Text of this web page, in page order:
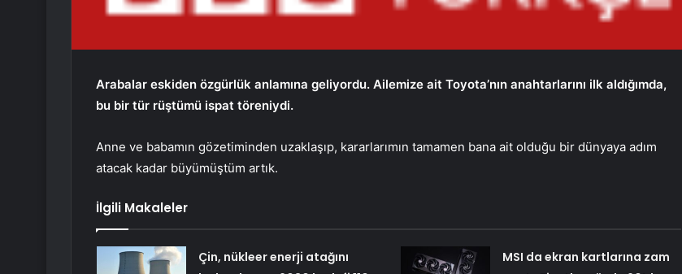
Arabalar eskiden özgürlük anlamına geliyordu. Ailemize ait Toyota’nın anahtarlarını ilk aldığımda,
bu bir tür rüştümü ispat töreniydi.
Anne ve babamın gözetiminden uzaklaşıp, kararlarımın tamamen bana ait olduğu bir dünyaya adım
atacak kadar büyümüştüm artık.
İlgili Makaleler
Çin, nükleer enerji atağını
MSI da ekran kartlarına zam